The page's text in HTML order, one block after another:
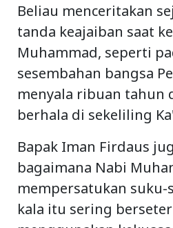
Beliau menceritakan
tanda keajaiban saat
Muhammad, seperti
sesembahan bangsa
menyala ribuan tahun
berhala di sekeliling
Bapak Iman Firdaus
bagaimana Nabi
mempersatukan suku-
kala itu sering